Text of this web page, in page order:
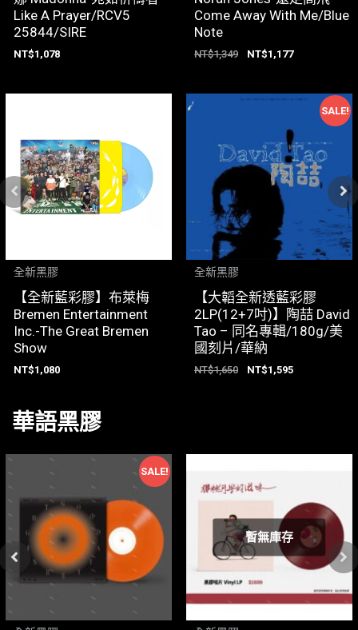
Like A Prayer/RCV5
25844/SIRE
NT$1,078
Come Away With Me/Blue
Note
NT$1,349 NT$1,177
全新黑膠
【全新藍彩膠】布萊梅
Bremen Entertainment
Inc.-The Great Bremen
Show
NT$1,080
SALE!
全新黑膠
【大韜全新透藍彩膠
2LP(12+7吋)】陶喆 David
Tao – 同名專輯/180g/美
國刻片/華納
NT$1,650 NT$1,595
華語黑膠
SALE!
暫無庫存